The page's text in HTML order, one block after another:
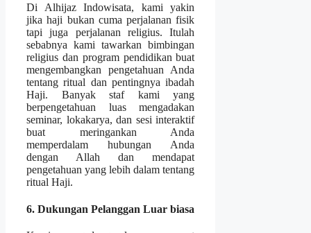
Di Alhijaz Indowisata, kami yakin
jika haji bukan cuma perjalanan fisik
tapi juga perjalanan religius. Itulah
sebabnya kami tawarkan bimbingan
religius dan program pendidikan buat
mengembangkan pengetahuan Anda
tentang ritual dan pentingnya ibadah
Haji. Banyak staf kami yang
berpengetahuan luas mengadakan
seminar, lokakarya, dan sesi interaktif
buat meringankan Anda
memperdalam hubungan Anda
dengan Allah dan mendapat
pengetahuan yang lebih dalam tentang
ritual Haji.
6. Dukungan Pelanggan Luar biasa